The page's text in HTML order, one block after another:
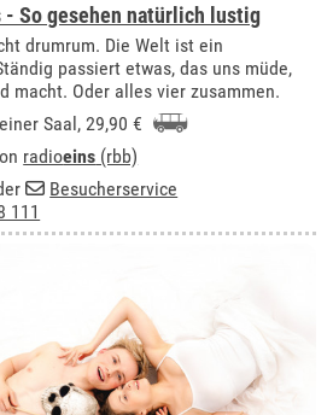
- So gesehen natürlich lustig
drumrum. Die Welt ist ein
passiert etwas, das uns müde,
macht. Oder alles vier zusammen.
Saal, 29,90 €
radioeins (rbb)
Besucherservice
111